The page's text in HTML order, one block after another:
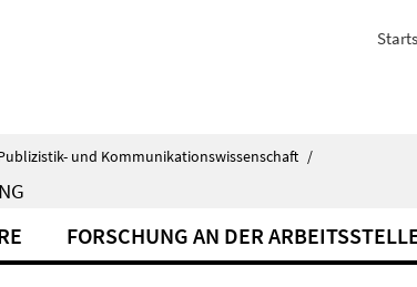
und Kommunikationswissenschaft /
FORSCHUNG AN DER